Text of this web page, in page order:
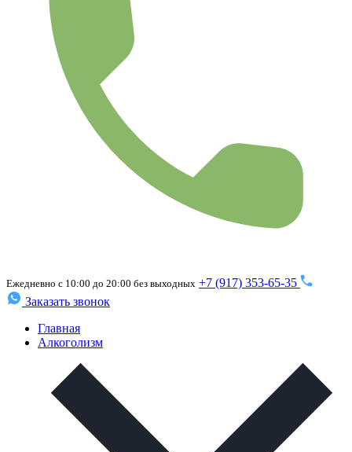
Ежедневно с 10:00 до 20:00 без выходных +7 (917) 353-65-35
Заказать звонок
Главная
Алкоголизм